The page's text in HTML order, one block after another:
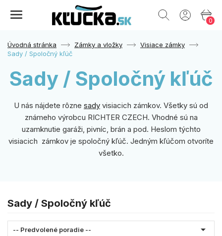
0
Úvodná stránka Zámky a vložky
Visiace zámky
Sady / Spoločný kľúč
Sady / Spoločný kľúč
U nás nájdete rôzne sady visiacich zámkov. Všetky sú od
známeho výrobcu RICHTER CZECH. Vhodné sú na
uzamknutie garáži, pivníc, brán a pod. Heslom týchto
visiacich zámkov je spoločný kľúč. Jedným kľúčom otvoríte
všetko.
Sady / Spoločný kľúč
-- Predvolené poradie -- 